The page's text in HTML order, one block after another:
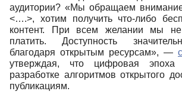
аудитории? «Мы обращаем
<….>, хотим получить что-либо
контент. При всем желании мы
платить. Доступность
благодаря открытым ресурсам», ―
утверждая, что цифровая эпоха
разработке алгоритмов открытого
публикациям.